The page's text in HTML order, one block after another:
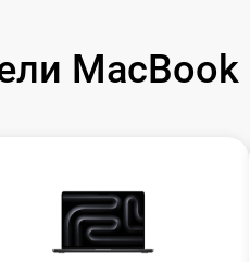
MacBook